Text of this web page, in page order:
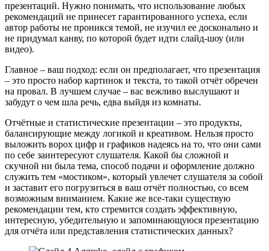
презентаций. Нужно понимать, что использование любых
рекомендаций не принесет гарантированного успеха, если
автор работы не проникся темой, не изучил ее досконально и
не придумал канву, по которой будет идти слайд-шоу (или
видео).
Главное – ваш подход: если он предполагает, что презентация
– это просто набор картинок и текста, то такой отчёт обречен
на провал. В лучшем случае – вас вежливо выслушают и
забудут о чем шла речь, едва выйдя из комнаты.
Отчётные и статистические презентации – это продукты,
балансирующие между логикой и креативом. Нельзя просто
выложить ворох цифр и графиков надеясь на то, что они сами
по себе заинтересуют слушателя. Какой бы сложной и
скучной ни была тема, способ подачи и оформление должно
служить тем «мостиком», который увлечет слушателя за собой
и заставит его погрузиться в ваш отчёт полностью, со всем
возможным вниманием. Какие же все-таки существую
рекомендации тем, кто стремится создать эффективную,
интересную, убедительную и запоминающуюся презентацию
для отчёта или представления статистических данных?